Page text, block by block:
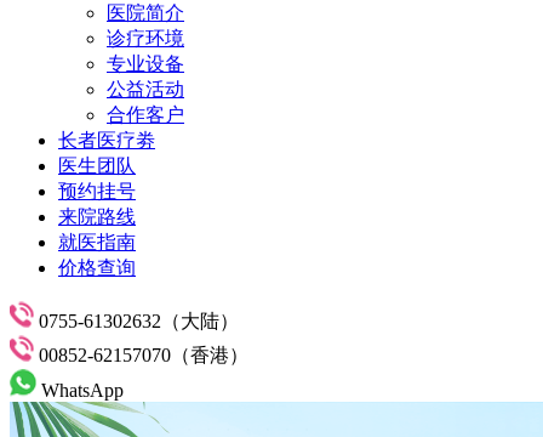
医院简介
诊疗环境
专业设备
公益活动
合作客户
长者医疗劵
医生团队
预约挂号
来院路线
就医指南
价格查询
0755-61302632（大陆）
00852-62157070（香港）
WhatsApp